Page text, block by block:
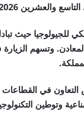
اختتم أعماله في 6 يونيو.
للجيولوجيا حيث
وتسهم
في القطاعات
وتوطين